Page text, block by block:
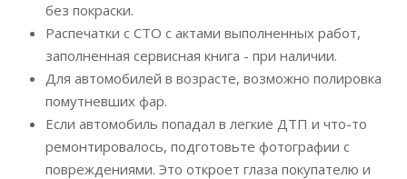
без покраски.
Распечатки с СТО с актами выполненных работ,
заполненная сервисная книга - при наличии.
Для автомобилей в возрасте, возможно полировка
помутневших фар.
Если автомобиль попадал в легкие ДТП и что-то
ремонтировалось, подготовьте фотографии с
повреждениями. Это откроет глаза покупателю и